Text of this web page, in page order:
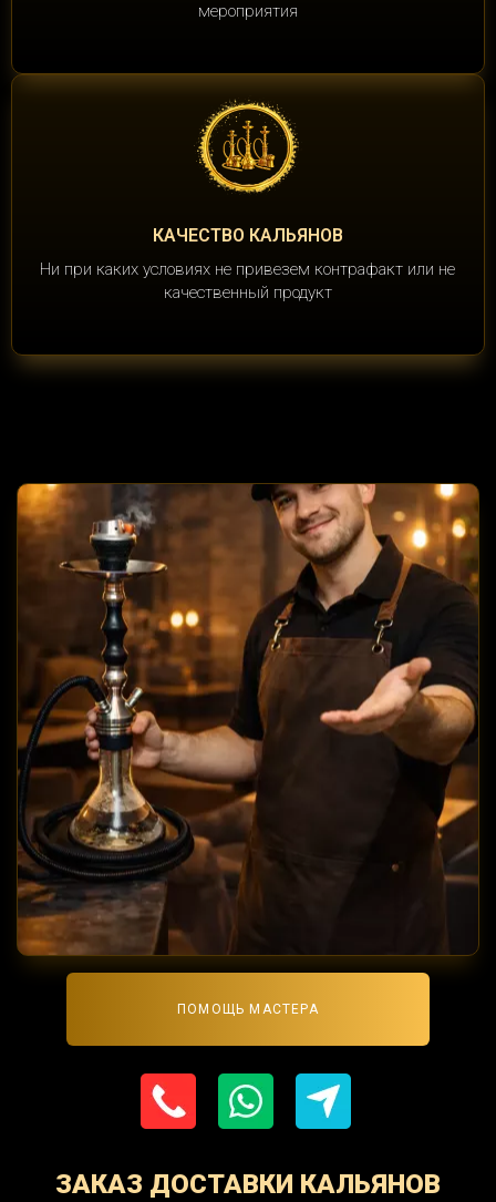
мероприятия
КАЧЕСТВО КАЛЬЯНОВ
Ни при каких условиях не привезем контрафакт или не
качественный продукт
ПОМОЩЬ МАСТЕРА
ЗАКАЗ ДОСТАВКИ КАЛЬЯНОВ